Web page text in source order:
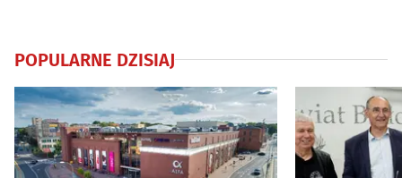
POPULARNE DZISIAJ